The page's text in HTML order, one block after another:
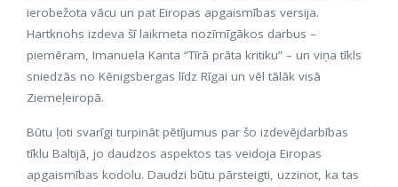
ierobežota vācu un pat Eiropas apgaismības versija.
Hartknohs izdeva šī laikmeta nozīmīgākos darbus –
piemēram, Imanuela Kanta “Tīrā prāta kritiku” – un viņa tīkls
sniedzās no Kēnigsbergas līdz Rīgai un vēl tālāk visā
Ziemeļeiropā.
Būtu ļoti svarīgi turpināt pētījumus par šo izdevējdarbības
tīklu Baltijā, jo daudzos aspektos tas veidoja Eiropas
apgaismības kodolu. Daudzi būtu pārsteigti, uzzinot, ka tas